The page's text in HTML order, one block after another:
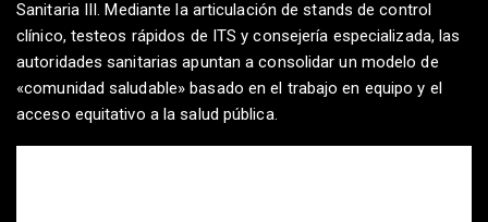
Sanitaria III. Mediante la articulación de stands de control
clínico, testeos rápidos de ITS y consejería especializada, las
autoridades sanitarias apuntan a consolidar un modelo de
«comunidad saludable» basado en el trabajo en equipo y el
acceso equitativo a la salud pública.